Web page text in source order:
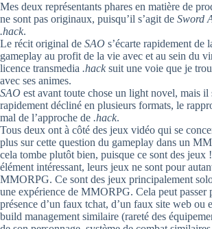
Mes deux représentants phares en matière de
ne sont pas originaux, puisqu’il s’agit de Sword
.hack.
Le récit original de SAO s’écarte rapidement de
gameplay au profit de la vie avec et au sein du
licence transmedia .hack suit une voie que je
avec ses animes.
SAO est avant toute chose un light novel, mais il
rapidement décliné en plusieurs formats, le
mal de l’approche de .hack.
Tous deux ont à côté des jeux vidéo qui se
plus sur cette question du gameplay dans un
cela tombe plutôt bien, puisque ce sont des jeux
élément intéressant, leurs jeux ne sont pour
MMORPG. Ce sont des jeux principalement
une expérience de MMORPG. Cela peut passer
présence d’un faux tchat, d’un faux site web ou
build management similaire (rareté des